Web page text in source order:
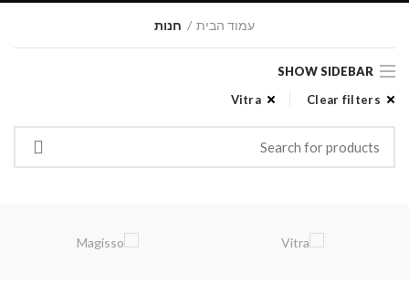
עמוד הבית חנות
SHOW SIDEBAR
Clear filters
Vitra